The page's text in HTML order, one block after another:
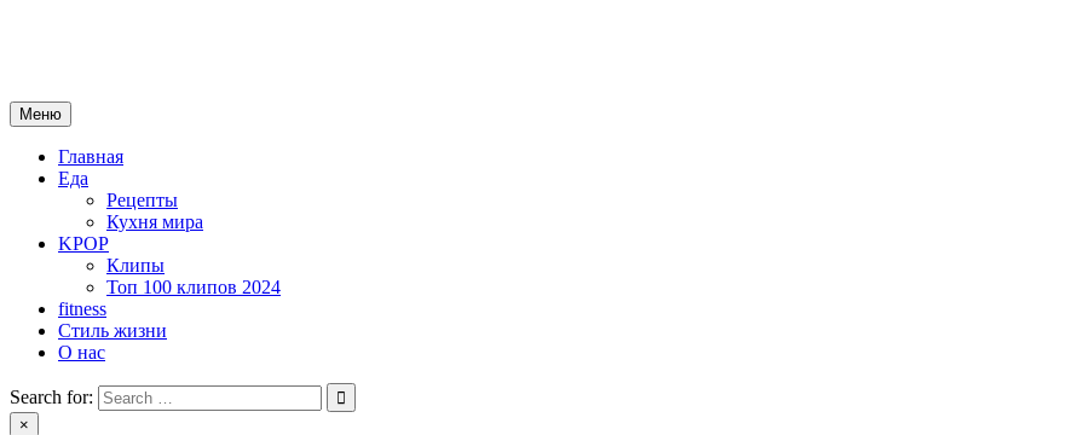
Меню
Главная
Еда
Рецепты
Кухня мира
KPOP
Клипы
Топ 100 клипов 2024
fitness
Стиль жизни
О нас
Search for:
×